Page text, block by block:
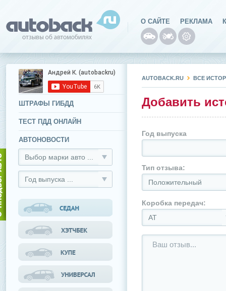
О САЙТЕ РЕКЛАМА
ШТРАФЫ ГИБДД
ТЕСТ ПДД ОНЛАЙН
АВТОНОВОСТИ
Выбор марки авто ...
Год выпуска ...
AUTOBACK.RU ВСЕ
Добавить
Год выпуска
Тип отзыва:
Положительный
Коробка передач:
АТ